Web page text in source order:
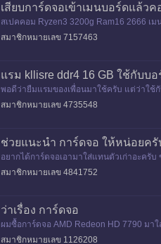
เสียบการ์ดจอเข้าเมนบอร์ดแล้ว
สเปคคอม Ryzen3 3200g Ram16 2666 เ
ะไรไม่ติดเลย พอมาเปลี
สมาชิกหมายเลข 7157463
แรม kllisre ddr4 16 GB ใช้กับบ
พอดีว่ายืมแรมของเพื่อนมาใช้ครับ แต่ว่าใช้
สมาชิกหมายเลข 4735548
ช่วยแนะนำ การ์ดจอ ให้หน่อยครั
อยากได้การ์ดจอเอามาใส่แทนตัวเก่าอะครับ
7 240 DDR3 RAM : 8 GB DDR4 Ha
สมาชิกหมายเลข 4841752
ว่าเรื่อง การ์ดจอ
ผมซื้อการ์ดจอ AMD Redeon HD 7790 มา
สมาชิกหมายเลข 1126208